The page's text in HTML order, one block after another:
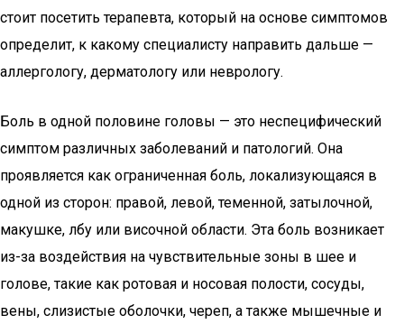
стоит посетить терапевта, который на основе симптомов
определит, к какому специалисту направить дальше —
аллергологу, дерматологу или неврологу.
Боль в одной половине головы — это неспецифический
симптом различных заболеваний и патологий. Она
проявляется как ограниченная боль, локализующаяся в
одной из сторон: правой, левой, теменной, затылочной,
макушке, лбу или височной области. Эта боль возникает
из-за воздействия на чувствительные зоны в шее и
голове, такие как ротовая и носовая полости, сосуды,
вены, слизистые оболочки, череп, а также мышечные и